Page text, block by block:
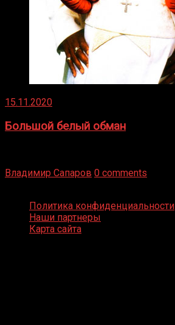
15.11.2020
Большой белый обман
Владимир Сапаров 0 comments
Политика конфиденциальности
Наши партнеры
Карта сайта